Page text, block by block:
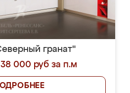
гранат"
000 руб за п.м